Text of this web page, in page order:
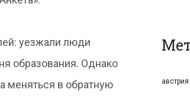
уезжали люди
образования. Однако
меняться в обратную
австрия